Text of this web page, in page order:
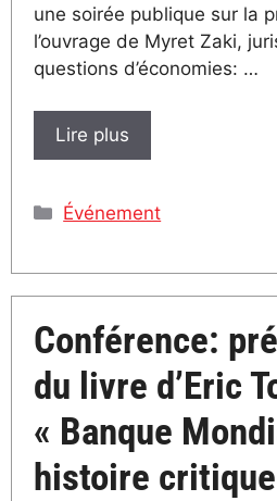
une soirée publique sur la
l’ouvrage de Myret Zaki,
questions d’économies: …
Lire plus
Catégories
Événement
Conférence:
du livre d’Eric
« Banque
histoire